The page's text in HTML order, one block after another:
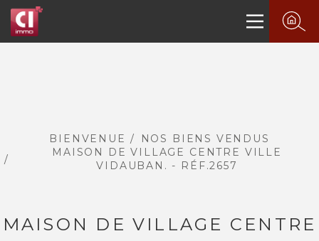
BIENVENUE
NOS BIENS VENDUS
MAISON DE VILLAGE CENTRE VILLE
VIDAUBAN. - RÉF.2657
MAISON DE VILLAGE CENTRE